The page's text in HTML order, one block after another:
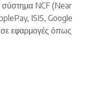
σύστημα NCF (Near
ISIS, Google
σε εφαρμογές όπως